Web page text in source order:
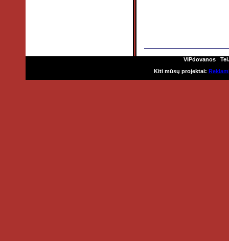
VIPdovanos
Kiti mūsų projektai: